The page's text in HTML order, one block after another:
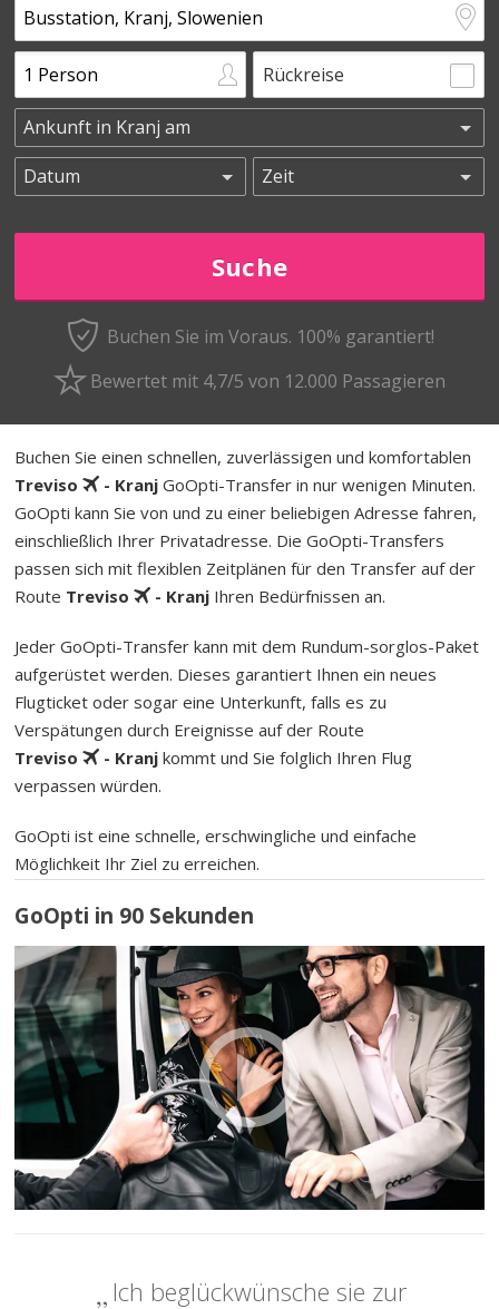
Rückreise
Buchen Sie im Voraus. 100% garantiert!
Bewertet mit 4,7/5 von 12.000 Passagieren
Buchen Sie einen schnellen, zuverlässigen und komfortablen
Treviso
- Kranj GoOpti-Transfer in nur wenigen Minuten.
GoOpti kann Sie von und zu einer beliebigen Adresse fahren,
einschließlich Ihrer Privatadresse. Die GoOpti-Transfers
passen sich mit flexiblen Zeitplänen für den Transfer auf der
Route Treviso - Kranj Ihren Bedürfnissen an.
Jeder GoOpti-Transfer kann mit dem Rund­um-sorg­los-Pa­ket
aufgerüstet werden. Dieses garantiert Ihnen ein neues
Flugticket oder sogar eine Unterkunft, falls es zu
Verspätungen durch Ereignisse auf der Route
Treviso
- Kranj kommt und Sie folglich Ihren Flug
verpassen würden.
GoOpti ist eine schnelle, erschwingliche und einfache
Möglichkeit Ihr Ziel zu erreichen.
GoOpti in 90 Sekunden
Ich beglückwünsche sie zur